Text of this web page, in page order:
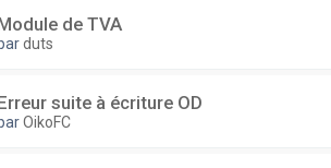
de TVA
duts
suite à écriture OD
OikoFC